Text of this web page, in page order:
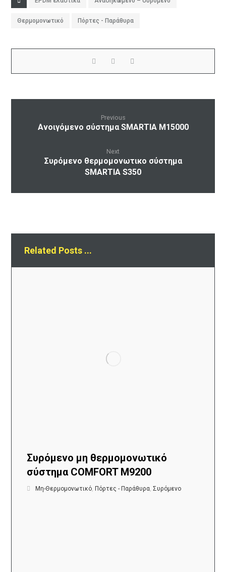
Θερμομονωτικό Πόρτες - Παράθυρα
Previous
Ανοιγόμενο σύστημα SMARTIA M15000
Next
Συρόμενο θερμομονωτικο σύστημα
SMARTIA S350
Related Posts ...
Συρόμενο μη θερμομονωτικό
σύστημα COMFORT M9200
Μη-Θερμομονωτικό ,Πόρτες - Παράθυρα ,Συρόμενο